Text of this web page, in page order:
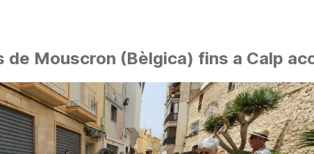
Mouscron (Bèlgica) fins a Calp